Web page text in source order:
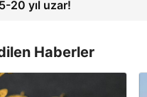
20 yıl uzar!
Haberler